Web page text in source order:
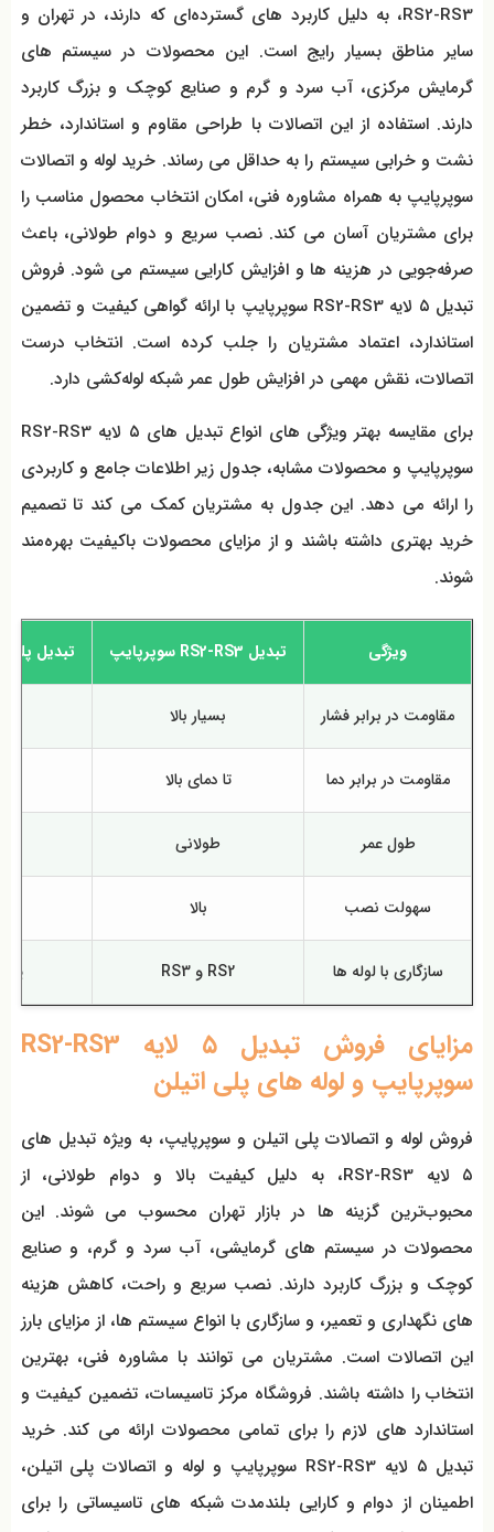
RS2-RS3، به دلیل کاربرد های گسترده‌ای که دارند، در تهران و
سایر مناطق بسیار رایج است. این محصولات در سیستم‌ های
گرمایش مرکزی، آب سرد و گرم و صنایع کوچک و بزرگ کاربرد
دارند. استفاده از این اتصالات با طراحی مقاوم و استاندارد، خطر
نشت و خرابی سیستم را به حداقل می رساند. خرید لوله و اتصالات
سوپرپایپ به همراه مشاوره فنی، امکان انتخاب محصول مناسب را
برای مشتریان آسان می کند. نصب سریع و دوام طولانی، باعث
صرفه‌جویی در هزینه‌ ها و افزایش کارایی سیستم می شود. فروش
تبدیل ۵ لایه RS2-RS3 سوپرپایپ با ارائه گواهی کیفیت و تضمین
استاندارد، اعتماد مشتریان را جلب کرده است. انتخاب درست
اتصالات، نقش مهمی در افزایش طول عمر شبکه لوله‌کشی دارد.
برای مقایسه بهتر ویژگی‌ های انواع تبدیل‌ های ۵ لایه RS2-RS3
سوپرپایپ و محصولات مشابه، جدول زیر اطلاعات جامع و کاربردی
را ارائه می دهد. این جدول به مشتریان کمک می کند تا تصمیم
خرید بهتری داشته باشند و از مزایای محصولات باکیفیت بهره‌مند
شوند.
ویژگی تبدیل RS2-RS3 سوپرپایپ تبدیل پلی
مقاومت در برابر فشار بسیار بالا
مقاومت در برابر دما تا دمای بالا
طول عمر طولانی
سهولت نصب بالا
سازگاری با لوله‌ ها RS2 و RS3
مزایای فروش تبدیل ۵ لایه RS2-RS3
سوپرپایپ و لوله‌ های پلی اتیلن
فروش لوله و اتصالات پلی اتیلن و سوپرپایپ، به ویژه تبدیل‌ های
۵ لایه RS2-RS3، به دلیل کیفیت بالا و دوام طولانی، از
محبوب‌ترین گزینه‌ ها در بازار تهران محسوب می شوند. این
محصولات در سیستم‌ های گرمایشی، آب سرد و گرم، و صنایع
کوچک و بزرگ کاربرد دارند. نصب سریع و راحت، کاهش هزینه‌
های نگهداری و تعمیر، و سازگاری با انواع سیستم‌ ها، از مزایای بارز
این اتصالات است. مشتریان می توانند با مشاوره فنی، بهترین
انتخاب را داشته باشند. فروشگاه مرکز تاسیسات، تضمین کیفیت و
استاندارد های لازم را برای تمامی محصولات ارائه می کند. خرید
تبدیل ۵ لایه RS2-RS3 سوپرپایپ و لوله و اتصالات پلی اتیلن،
اطمینان از دوام و کارایی بلندمدت شبکه‌ های تاسیساتی را برای